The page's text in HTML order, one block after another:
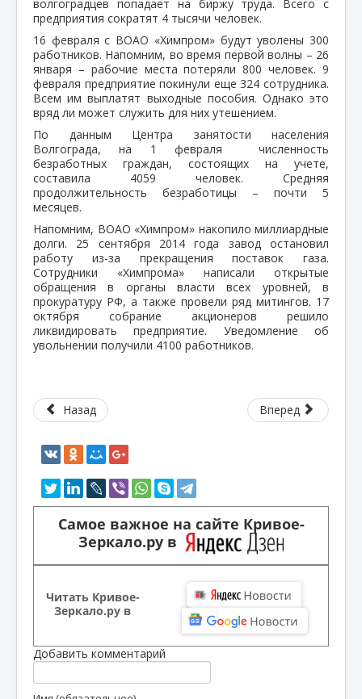
волгоградцев попадает на биржу труда. Всего с
предприятия сократят 4 тысячи человек.
16 февраля с ВОАО «Химпром» будут уволены 300
работников. Напомним, во время первой волны – 26
января – рабочие места потеряли 800 человек. 9
февраля предприятие покинули еще 324 сотрудника.
Всем им выплатят выходные пособия. Однако это
вряд ли может служить для них утешением.
По данным Центра занятости населения
Волгограда, на 1 февраля
численность
безработных граждан, состоящих на учете,
составила 4059 человек. Средняя
продолжительность безработицы – почти 5
месяцев.
Напомним, ВОАО «Химпром» накопило миллиардные
долги. 25 сентября 2014 года завод остановил
работу из-за прекращения поставок газа.
Сотрудники «Химпрома» написали открытые
обращения в органы власти всех уровней, в
прокуратуру РФ, а также провели ряд митингов. 17
октября собрание акционеров решило
ликвидировать предприятие. Уведомление об
увольнении получили 4100 работников.
Назад Вперед
Самое важное на сайте Кривое-
Зеркало.ру в
Читать Кривое-
Зеркало.ру в
Добавить комментарий